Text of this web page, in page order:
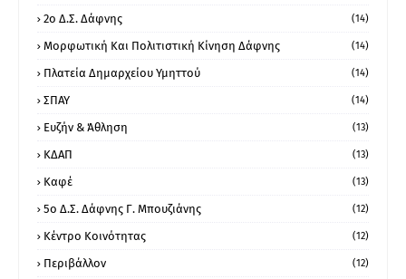
2ο Δ.Σ. Δάφνης (14)
Μορφωτική Και Πολιτιστική Κίνηση Δάφνης (14)
Πλατεία Δημαρχείου Υμηττού (14)
ΣΠΑΥ (14)
Ευζήν & Άθληση (13)
ΚΔΑΠ (13)
Καφέ (13)
5ο Δ.Σ. Δάφνης Γ. Μπουζιάνης (12)
Κέντρο Κοινότητας (12)
Περιβάλλον (12)